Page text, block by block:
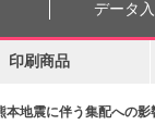
本地震に伴う集配への
データ
印刷商品